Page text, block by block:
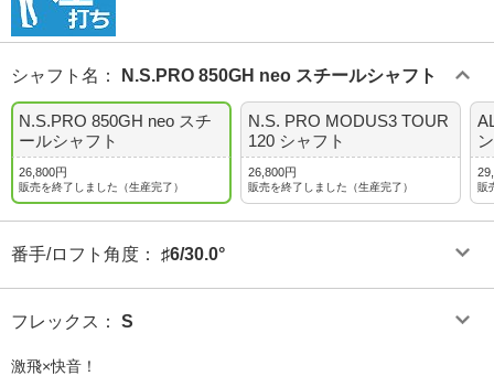
シャフト名 ： N.S.PRO 850GH neo スチールシャフト
N.S.PRO 850GH neo スチ
ールシャフト
26,800円
販売を終了しました（生産完了）
N.S. PRO MODUS3 TOUR
120 シャフト
26,800円
販売を終了しました（生産完了） 販
番手/ロフト角度 ： ♯6/30.0°
フレックス ： S
激飛×快音！